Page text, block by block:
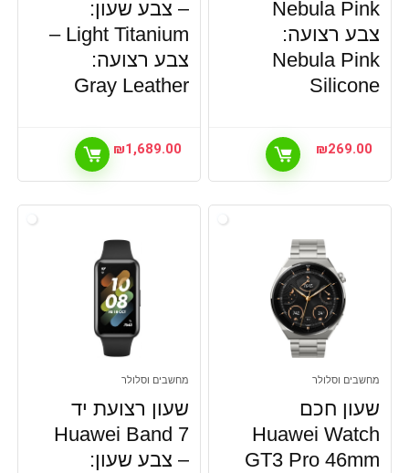
Nebula Pink
צבע רצועה:
Nebula Pink
Silicone
₪269.00
– צבע שעון:
Light Titanium –
צבע רצועה:
Gray Leather
₪1,689.00
מחשבים וסלולר
שעון חכם
Huawei Watch
GT3 Pro 46mm
מחשבים וסלולר
שעון רצועת יד
Huawei Band 7
– צבע שעון: